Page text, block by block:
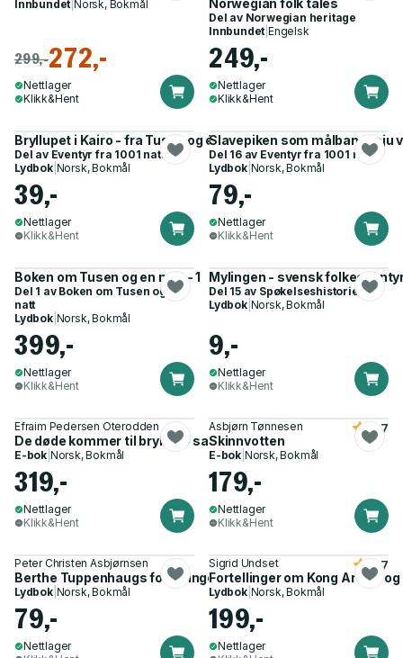
Innbundet |Norsk, Bokmål
299,-272,-
Nettlager
Klikk&Hent
Norwegian folk tales
Del av Norwegian heritage
Innbundet |Engelsk
249,-
Nettlager
Klikk&Hent
Bryllupet i Kairo - fra Tusen og én natt
Del av Eventyr fra 1001 natt
Lydbok| Norsk, Bokmål
39,-
Nettlager
Klikk&Hent
Slavepiken som målbandt sju
Del 16 av Eventyr fra 1001 natt
Lydbok| Norsk, Bokmål
79,-
Nettlager
Klikk&Hent
Boken om Tusen og en natt - 1
Del 1 av Boken om Tusen og en
natt
Lydbok| Norsk, Bokmål
399,-
Nettlager
Klikk&Hent
Mylingen - svensk
Del 15 av Spøkelseshistorier
Lydbok| Norsk, Bokmål
9,-
Nettlager
Klikk&Hent
Efraim Pedersen Oterodden
De døde kommer til bryllup - samiske fortellinger
E-bok Norsk, Bokmål
319,-
Nettlager
Klikk&Hent
Asbjørn Tønnesen
Skinnvotten
4.7
E-bok Norsk, Bokmål
179,-
Nettlager
Klikk&Hent
Peter Christen Asbjørnsen
Berthe Tuppenhaugs fortellinger
Lydbok| Norsk, Bokmål
79,-
Nettlager
Sigrid Undset
Fortellinger om Kong Arthur
3.7
Lydbok| Norsk, Bokmål
199,-
Nettlager